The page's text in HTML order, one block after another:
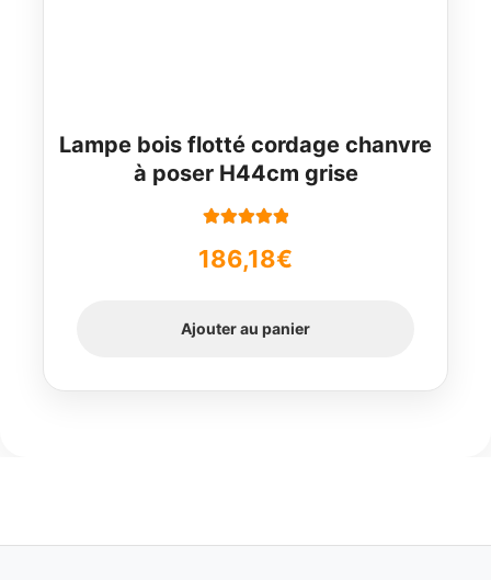
Lampe bois flotté cordage chanvre
à poser H44cm grise
5
186,18€
Ajouter au panier